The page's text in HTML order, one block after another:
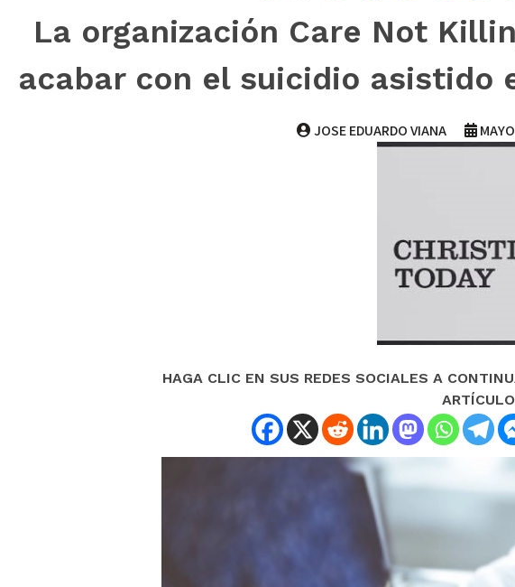
La organización Care Not
acabar con el suicidio asistido
JOSE EDUARDO VIANA
HAGA CLIC EN SUS REDES SOCIALES A
ARTÍCULO